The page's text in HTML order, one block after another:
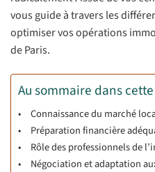
vous guide à travers les
optimiser vos opérations
de Paris.
Au sommaire dans
Connaissance du marché
Préparation financière
Rôle des professionnels de
Négociation et adaptation